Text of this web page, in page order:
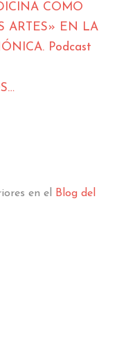
COMO
ARTES» EN LA
Podcast
en el
Blog del